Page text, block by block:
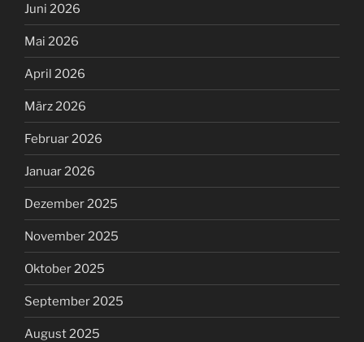
Juni 2026
Mai 2026
April 2026
März 2026
Februar 2026
Januar 2026
Dezember 2025
November 2025
Oktober 2025
September 2025
August 2025